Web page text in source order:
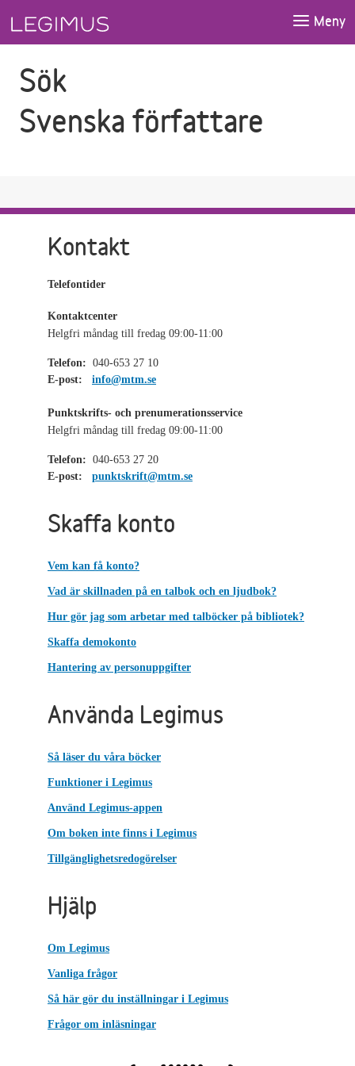
Meny
Sök
Svenska författare
Kontakt
Telefontider
Kontaktcenter
Helgfri måndag till fredag 09:00-11:00
Telefon: 040-653 27 10
E-post:
info@mtm.se
Punktskrifts- och prenumerationsservice
Helgfri måndag till fredag 09:00-11:00
Telefon: 040-653 27 20
E-post:
punktskrift@mtm.se
Skaffa konto
Vem kan få konto?
Vad är skillnaden på en talbok och en ljudbok?
Hur gör jag som arbetar med talböcker på bibliotek?
Skaffa demokonto
Hantering av personuppgifter
Använda Legimus
Så läser du våra böcker
Funktioner i Legimus
Använd Legimus-appen
Om boken inte finns i Legimus
Tillgänglighetsredogörelser
Hjälp
Om Legimus
Vanliga frågor
Så här gör du inställningar i Legimus
Frågor om inläsningar